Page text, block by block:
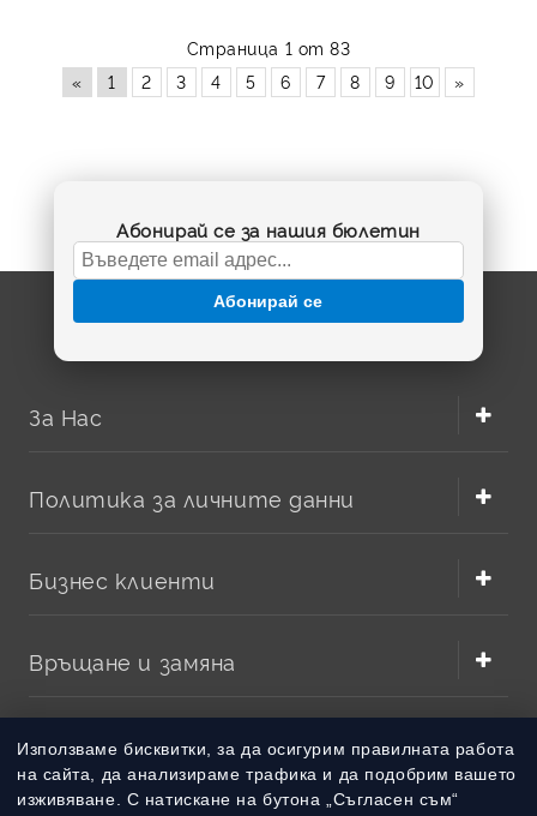
Използваме бисквитки, за да осигурим правилната работа
на сайта, да анализираме трафика и да подобрим вашето
изживяване. С натискане на бутона „Съгласен съм“
Страница 1 от 83
«
1 2 3 4 5 6 7 8 9 10 »
Абонирай се за нашия бюлетин
Абонирай се
За Нас
Политика за личните данни
Бизнес клиенти
Връщане и замяна
Методи на плащане